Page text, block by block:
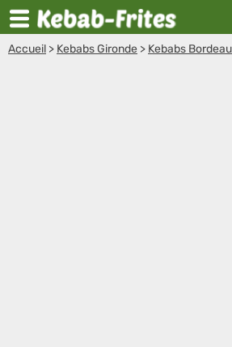
Accueil > Kebabs Gironde > Kebabs